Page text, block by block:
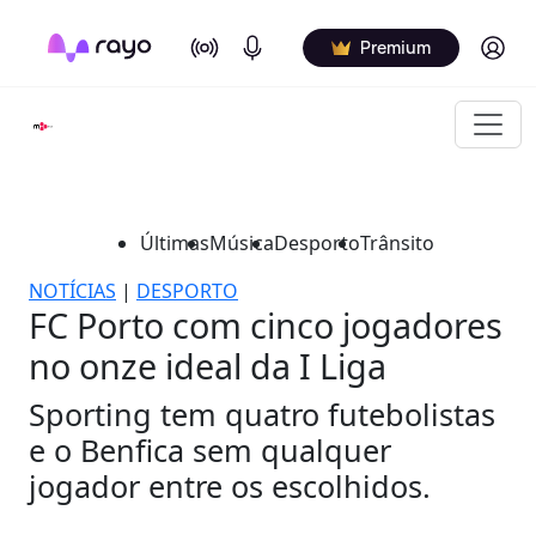
On Air Podcasts Premium Log in
ÚltimasMúsicaDesportoTrânsito
NOTÍCIAS | DESPORTO
FC Porto com cinco jogadores
no onze ideal da I Liga
Sporting tem quatro futebolistas
e o Benfica sem qualquer
jogador entre os escolhidos.